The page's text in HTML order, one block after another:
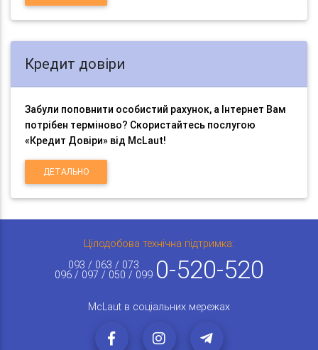
Кредит довіри
Забули поповнити особистий рахунок, а Інтернет Вам
потрібен терміново? Скористайтесь послугою
«Кредит Довіри» від McLaut!
ДЕТАЛЬНО
Цілодобова технічна підтримка:
093 / 063 / 073
096 / 097 / 050 / 099 0-520-520
McLaut в соціальних мережах